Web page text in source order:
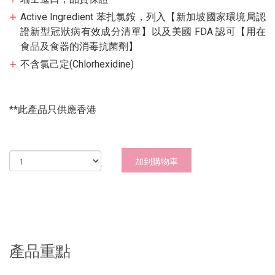
Active Ingredient 苯扎氯銨，列入【新加坡國家環境局認
證新型冠狀病有效成分清單】以及美國 FDA 認可【用在
食品及食器的消毒抗菌劑】
不含氯己定(Chlorhexidine)
**此產品只供應香港
加到購物車
產品重點